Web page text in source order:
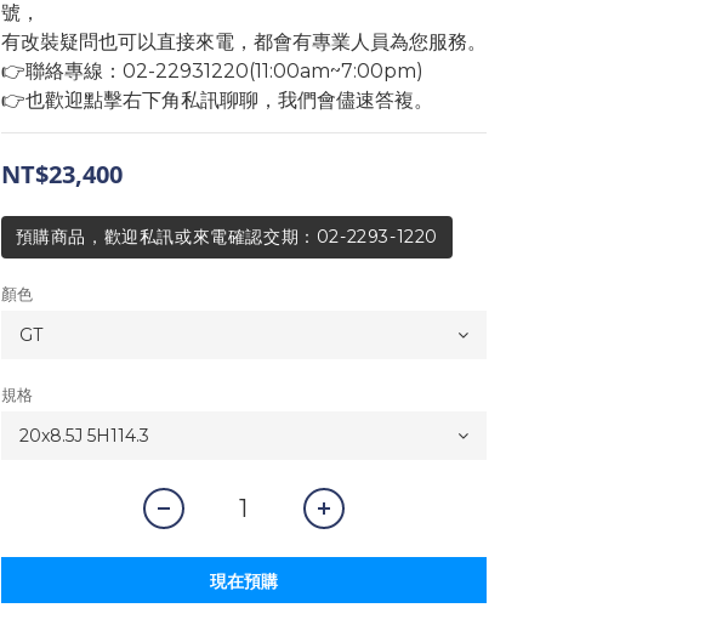
號，
有改裝疑問也可以直接來電，都會有專業人員為您服務。
👉聯絡專線：02-22931220(11:00am~7:00pm)
👉也歡迎點擊右下角私訊聊聊，我們會儘速答複。
NT$23,400
預購商品，歡迎私訊或來電確認交期：02-2293-1220
顏色
規格
現在預購